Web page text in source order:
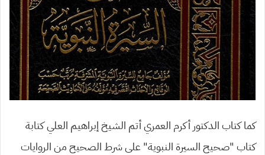
كما كتاب الدكتور أكرم العمري أتم الشيخ إبراهيم العلي كتابة
كتاب “صحيح السيرة النبوية” على شرط الصحيح من الروايات